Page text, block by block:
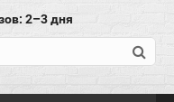
2–3 дня